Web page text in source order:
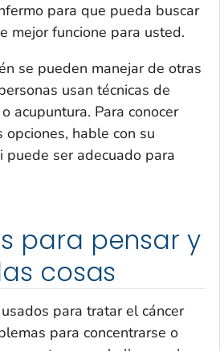
para que pueda buscar
mejor funcione para usted.
se pueden manejar de otras
usan técnicas de
acupuntura. Para conocer
hable con su
puede ser adecuado para
para pensar y
cosas
para tratar el cáncer
para concentrarse o